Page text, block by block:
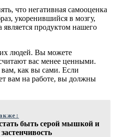
что негативная самооценка
укоренившийся в мозгу,
продуктом нашего
людей. Вы можете
вас менее ценными.
как вы сами. Если
вам на работе, вы должны
быть серой мышкой и